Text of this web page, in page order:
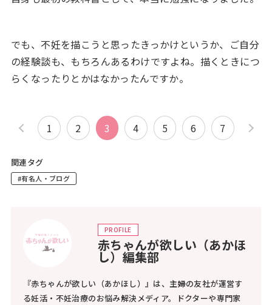
でも、不妊を描こうと思ったきっかけというか、ご自分
の経験談も、もちろんあるわけですよね。描くときにつ
らくなったりとかはなかったんですか。
1 2 3 4 5 6 7
関連タグ
#有名人・ブログ
PROFILE
赤ちゃんが欲しい（あかほ
し）編集部
『赤ちゃんが欲しい（あかほし）』は、主婦の友社が運営す
る妊活・不妊治療のお悩み解決メディア。ドクターや専門家